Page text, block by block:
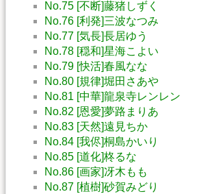
No.75 [不断]藤猪しずく
No.76 [利発]三波なつみ
No.77 [気長]長居ゆう
No.78 [穏和]星海こよい
No.79 [快活]春風なな
No.80 [規律]堀田さあや
No.81 [中華]龍泉寺レンレン
No.82 [恩愛]夢路まりあ
No.83 [天然]遠見ちか
No.84 [我侭]桐島かいり
No.85 [道化]柊るな
No.86 [画家]冴木もも
No.87 [植樹]砂賀みどり